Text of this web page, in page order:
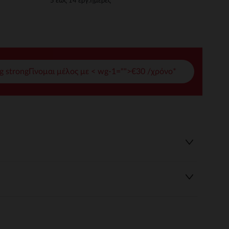
strongΓίνομαι μέλος με < wg-1="">€30 /χρόνο*